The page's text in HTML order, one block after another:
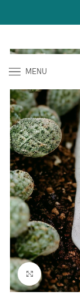
MENU
Cliquez